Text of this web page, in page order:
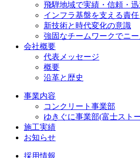
飛騨地域で実績・信頼・迅
インフラ基盤を支える責
新技術と時代変化の意識
強固なチームワークでニ
会社概要
代表メッセージ
概要
沿革と歴史
事業内容
コンクリート事業部
ゆきぐに事業部(富士スト
施工実績
お知らせ
採用情報